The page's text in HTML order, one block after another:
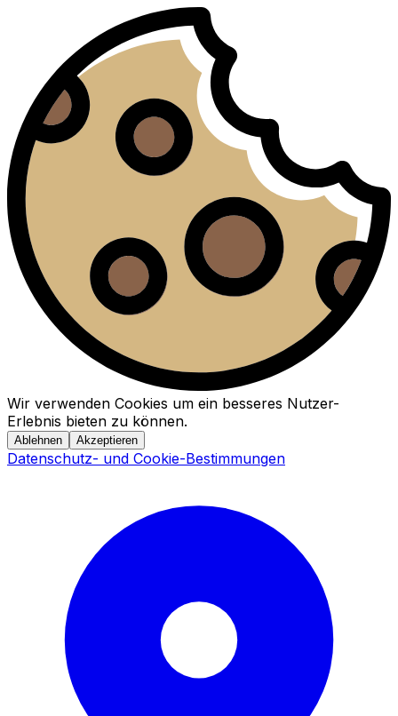
Wir verwenden Cookies um ein besseres Nutzer-
Erlebnis bieten zu können.
Ablehnen Akzeptieren
Datenschutz- und Cookie-Bestimmungen